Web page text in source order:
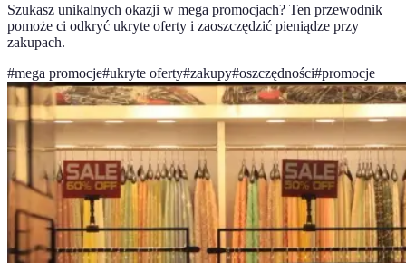
Szukasz unikalnych okazji w mega promocjach? Ten przewodnik
pomoże ci odkryć ukryte oferty i zaoszczędzić pieniądze przy
zakupach.
#mega promocje#ukryte oferty#zakupy#oszczędności#promocje